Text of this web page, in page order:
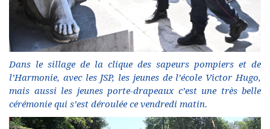
Dans le sillage de la clique des sapeurs pompiers et de
l’Harmonie, avec les JSP, les jeunes de l’école Victor Hugo,
mais aussi les jeunes porte-drapeaux c’est une très belle
cérémonie qui s’est déroulée ce vendredi matin.